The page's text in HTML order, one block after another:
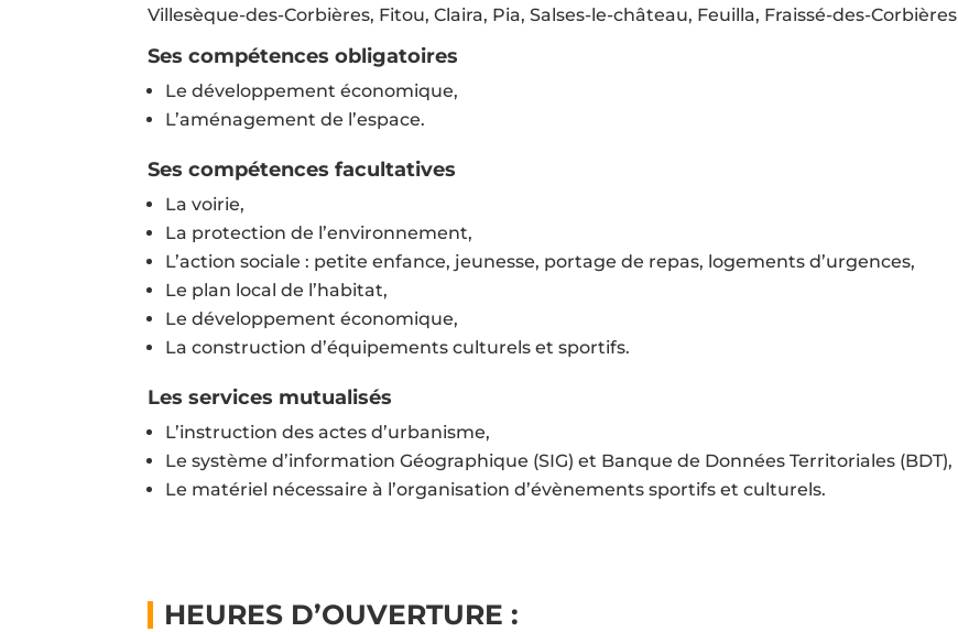
Villesèque-des-Corbières, Fitou, Claira, Pia, Salses-le-château, Feuilla, Fraissé-des-Corbières
Ses compétences obligatoires
Le développement économique,
L’aménagement de l’espace.
Ses compétences facultatives
La voirie,
La protection de l’environnement,
L’action sociale : petite enfance, jeunesse, portage de repas, logements d’urgences,
Le plan local de l’habitat,
Le développement économique,
La construction d’équipements culturels et sportifs.
Les services mutualisés
L’instruction des actes d’urbanisme,
Le système d’information Géographique (SIG) et Banque de Données Territoriales (BDT),
Le matériel nécessaire à l’organisation d’évènements sportifs et culturels.
HEURES D’OUVERTURE :